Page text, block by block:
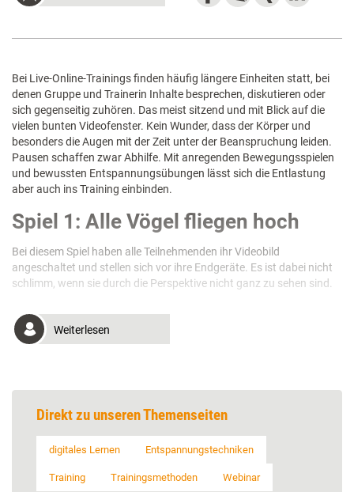
Bei Live-Online-Trainings finden häufig längere Einheiten statt, bei
denen Gruppe und Trainerin Inhalte besprechen, diskutieren oder
sich gegenseitig zuhören. Das meist sitzend und mit Blick auf die
vielen bunten Videofenster. Kein Wunder, dass der Körper und
besonders die Augen mit der Zeit unter der Beanspruchung leiden.
Pausen schaffen zwar Abhilfe. Mit anregenden Bewegungsspielen
und bewussten Entspannungsübungen lässt sich die Entlastung
aber auch ins Training einbinden.
Spiel 1: Alle Vögel fliegen hoch
Bei diesem Spiel haben alle Teilnehmenden ihr Videobild
angeschaltet und stellen sich vor ihre Endgeräte. Es ist dabei nicht
schlimm, wenn sie durch die Perspektive nicht ganz zu sehen sind.
Weiterlesen
Direkt zu unseren Themenseiten
digitales Lernen Entspannungstechniken
Training Trainingsmethoden Webinar